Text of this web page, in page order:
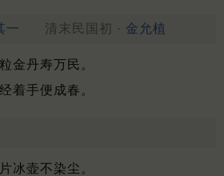
一 清末民国初 · 金允植
金丹寿万民。
着手便成春。
冰壶不染尘。